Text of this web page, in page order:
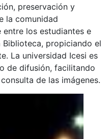
preservación y
la comunidad
entre los estudiantes e
propiciando el
La universidad Icesi es
de difusión, facilitando
de las imágenes.